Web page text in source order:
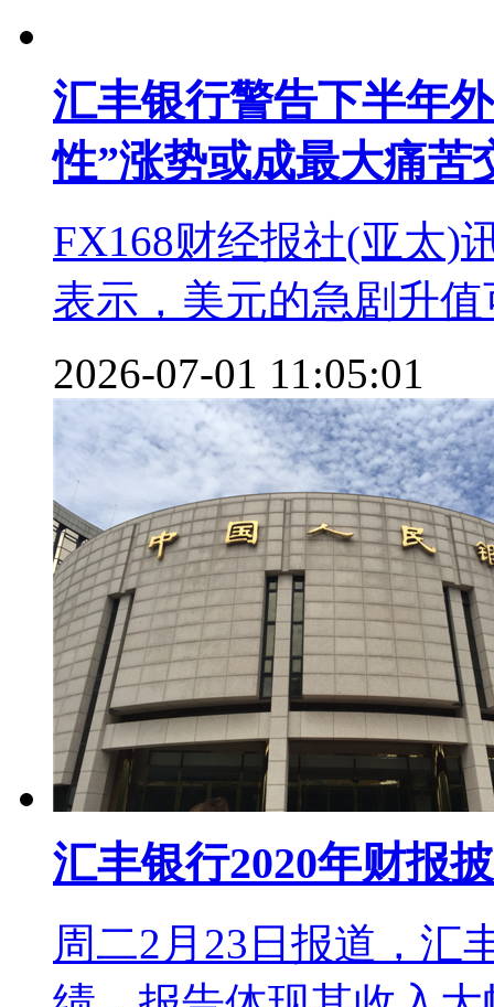
汇丰银行警告下半年
性”涨势或成最大痛苦
FX168财经报社(亚太)
表示，美元的急剧升
2026-07-01 11:05:01
汇丰银行2020年财报
周二2月23日报道，汇